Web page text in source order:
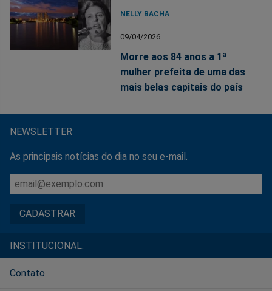
NELLY BACHA
09/04/2026
Morre aos 84 anos a 1ª
mulher prefeita de uma das
mais belas capitais do país
NEWSLETTER
As principais notícias do dia no seu e-mail.
INSTITUCIONAL:
Contato